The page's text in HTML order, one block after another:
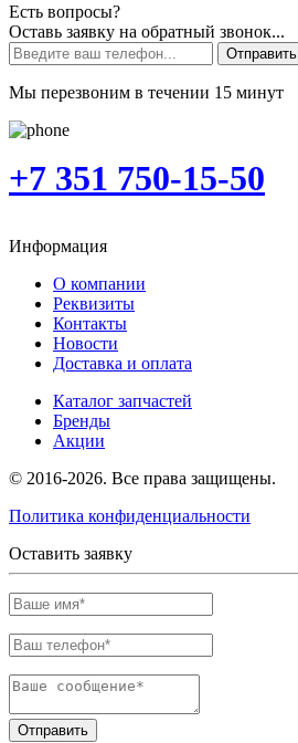
Есть вопросы?
Оставь заявку на обратный звонок...
Отправить
Мы перезвоним в течении 15 минут
+7 351 750-15-50
Информация
О компании
Реквизиты
Контакты
Новости
Доставка и оплата
Каталог запчастей
Бренды
Акции
© 2016-2026. Все права защищены.
Политика конфиденциальности
Оставить заявку
Отправить